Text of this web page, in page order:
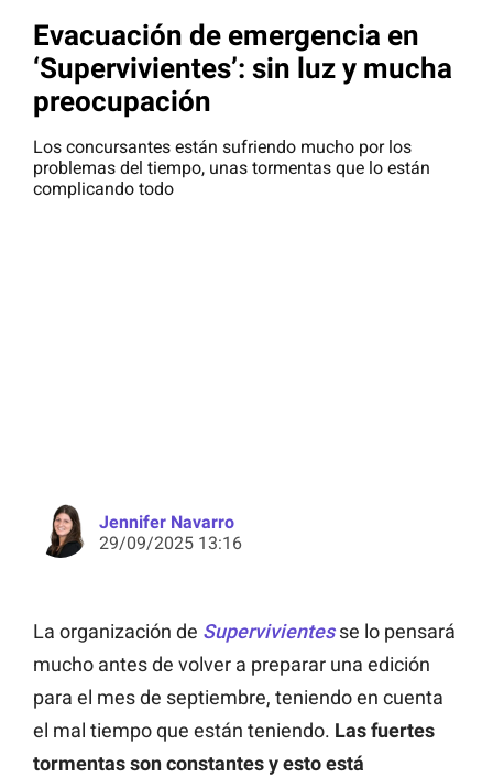
Evacuación de emergencia en
‘Supervivientes’: sin luz y mucha
preocupación
Los concursantes están sufriendo mucho por los
problemas del tiempo, unas tormentas que lo están
complicando todo
Jennifer Navarro
29/09/2025 13:16
La organización de Supervivientesse lo pensará
mucho antes de volver a preparar una edición
para el mes de septiembre, teniendo en cuenta
el mal tiempo que están teniendo. Las fuertes
tormentas son constantes y esto está